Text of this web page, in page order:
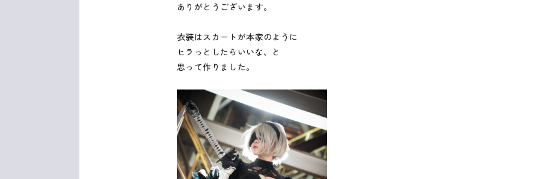
ありがとうございます。
衣装はスカートが本家のように
ヒラっとしたらいいな、と
思って作りました。